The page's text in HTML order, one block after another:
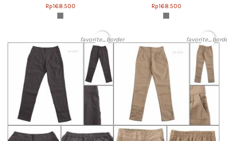
Rp168.500
Rp168.500
favorite_border